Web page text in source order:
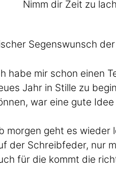
Nimm dir Zeit zu
Segenswunsch
habe mir schon einen
Jahr in Stille zu
war eine gute
morgen geht es wieder
der Schreibfeder, nur
für die kommt die